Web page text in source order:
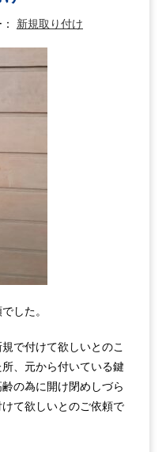
新規取り付け
した。
で付けて欲しいとのこ
、元から付いている鍵
の為に開け閉めしづら
て欲しいとのご依頼で